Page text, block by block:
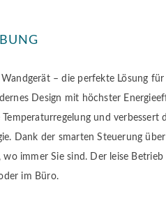
Wandgerät – die perfekte Lösung
Design mit höchster
Temperaturregelung und
Dank der smarten Steuerung
wo immer Sie sind. Der leise
im Büro.